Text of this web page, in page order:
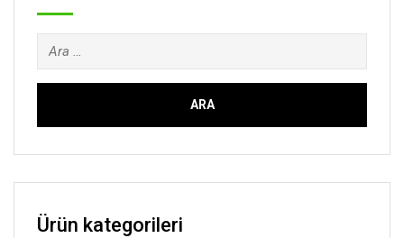
Arama:
Ürün kategorileri